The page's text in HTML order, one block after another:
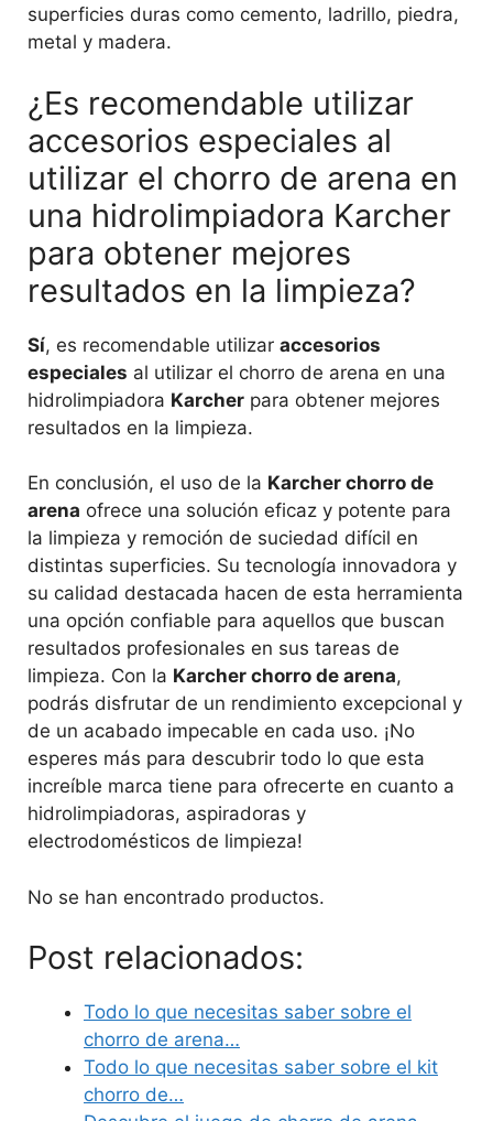
superficies duras como cemento, ladrillo, piedra,
metal y madera.
¿Es recomendable utilizar
accesorios especiales al
utilizar el chorro de arena en
una hidrolimpiadora Karcher
para obtener mejores
resultados en la limpieza?
Sí, es recomendable utilizar accesorios
especiales al utilizar el chorro de arena en una
hidrolimpiadora Karcher para obtener mejores
resultados en la limpieza.
En conclusión, el uso de la Karcher chorro de
arena ofrece una solución eficaz y potente para
la limpieza y remoción de suciedad difícil en
distintas superficies. Su tecnología innovadora y
su calidad destacada hacen de esta herramienta
una opción confiable para aquellos que buscan
resultados profesionales en sus tareas de
limpieza. Con la Karcher chorro de arena,
podrás disfrutar de un rendimiento excepcional y
de un acabado impecable en cada uso. ¡No
esperes más para descubrir todo lo que esta
increíble marca tiene para ofrecerte en cuanto a
hidrolimpiadoras, aspiradoras y
electrodomésticos de limpieza!
No se han encontrado productos.
Post relacionados:
Todo lo que necesitas saber sobre el
chorro de arena…
Todo lo que necesitas saber sobre el kit
chorro de…